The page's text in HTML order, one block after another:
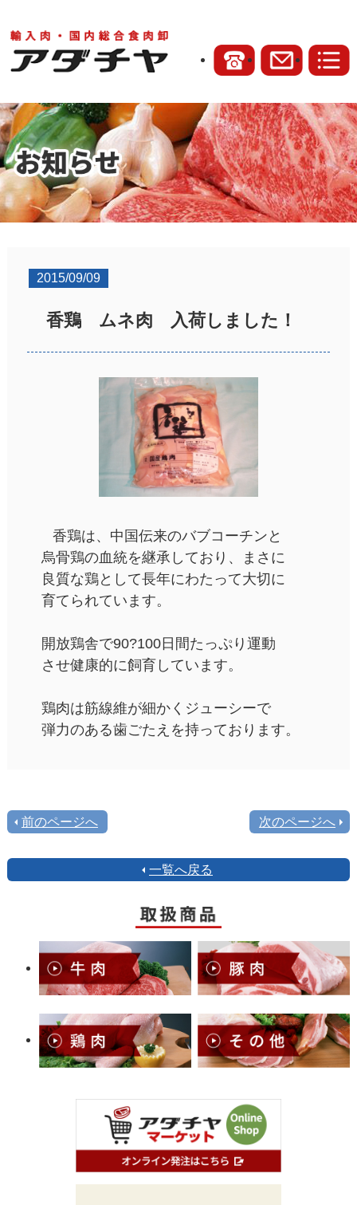
2015/09/09
香鶏 ムネ肉 入荷しました！
香鶏は、中国伝来のバブコーチンと
烏骨鶏の血統を継承しており、まさに
良質な鶏として長年にわたって大切に
育てられています。
開放鶏舎で90?100日間たっぷり運動
させ健康的に飼育しています。
鶏肉は筋線維が細かくジューシーで
弾力のある歯ごたえを持っております。
前のページへ 次のページへ
一覧へ戻る